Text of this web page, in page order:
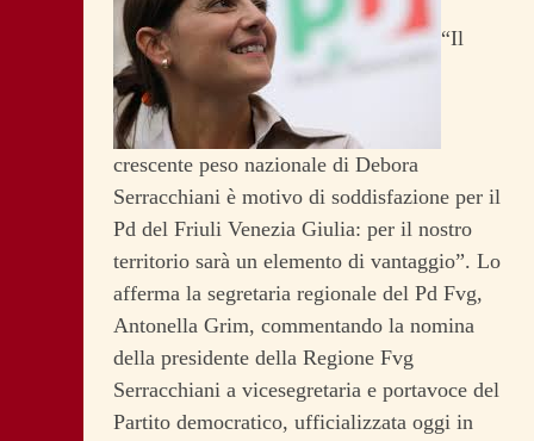
“Il
crescente peso nazionale di Debora
Serracchiani è motivo di soddisfazione per il
Pd del Friuli Venezia Giulia: per il nostro
territorio sarà un elemento di vantaggio”. Lo
afferma la segretaria regionale del Pd Fvg,
Antonella Grim, commentando la nomina
della presidente della Regione Fvg
Serracchiani a vicesegretaria e portavoce del
Partito democratico, ufficializzata oggi in